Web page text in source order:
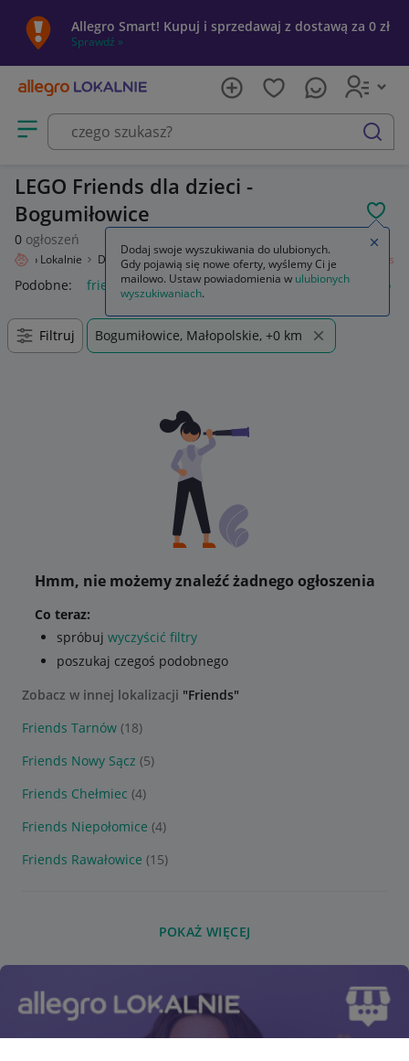
Allegro Smart! Kupuj i sprzedawaj z dostawą za 0 zł
Sprawdź »
Otwórz menu z kategoriami
szukaj
LEGO Friends dla dzieci -
Bogumiłowice
0 ogłoszeń
Allegro Lokalnie Dziecko Zabawki Klocki LEGO Zestawy Friends
Podobne: friends lego friends lego friends domek lego
Filtruj Bogumiłowice, Małopolskie, +0 km
Hmm, nie możemy znaleźć żadnego ogłoszenia
Co teraz:
spróbuj wyczyścić filtry
poszukaj czegoś podobnego
Zobacz w innej lokalizacji "Friends"
Friends Tarnów (18)
Friends Nowy Sącz (5)
Friends Chełmiec (4)
Friends Niepołomice (4)
Friends Rawałowice (15)
POKAŻ WIĘCEJ
Dodaj swoje wyszukiwania do ulubionych.
Gdy pojawią się nowe oferty, wyślemy Ci je
mailowo. Ustaw powiadomienia w ulubionych
wyszukiwaniach.